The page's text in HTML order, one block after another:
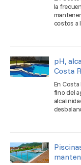
la
costos a
pH,
Costa
En
fino del